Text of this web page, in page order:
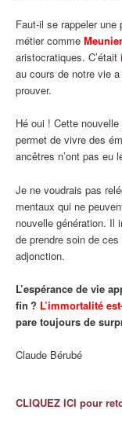
Faut-il se rappeler
métier comme
aristocratiques.
au cours de notre vie
prouver.
Hé oui ! Cette
permet de vivre des
ancêtres n’ont pas eu
Je ne voudrais pas
mentaux qui ne
nouvelle génération. Il
de prendre soin de
adjonction.
L’espérance de vie
fin ? L’immortalité
pare toujours de
Claude Bérubé
CLIQUEZ ICI pour